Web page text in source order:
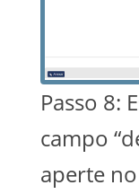
Passo 8:
campo
aperte